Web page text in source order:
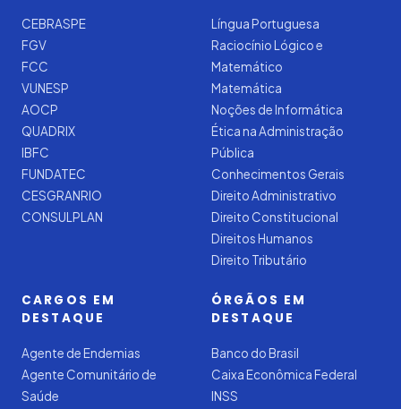
CEBRASPE
FGV
FCC
VUNESP
AOCP
QUADRIX
IBFC
FUNDATEC
CESGRANRIO
CONSULPLAN
Língua Portuguesa
Raciocínio Lógico e
Matemático
Matemática
Noções de Informática
Ética na Administração
Pública
Conhecimentos Gerais
Direito Administrativo
Direito Constitucional
Direitos Humanos
Direito Tributário
CARGOS EM
DESTAQUE
Agente de Endemias
Agente Comunitário de
Saúde
ÓRGÃOS EM
DESTAQUE
Banco do Brasil
Caixa Econômica Federal
INSS